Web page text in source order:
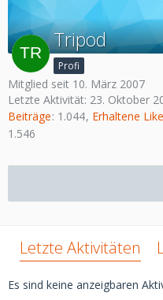
Tripod
Profi
Mitglied seit 10. März 2007
Letzte Aktivität: 23. Oktober
Beiträge 1.044 Erhaltene
1.546
Letzte Aktivitäten
Es sind keine anzeigbaren